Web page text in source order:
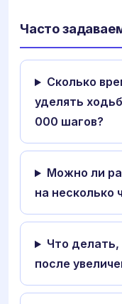
Часто
Сколько
уделять
000 шагов?
Можно ли
на несколько
Что делать,
после